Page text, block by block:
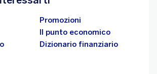
Promozioni
Il punto economico
Dizionario finanziario